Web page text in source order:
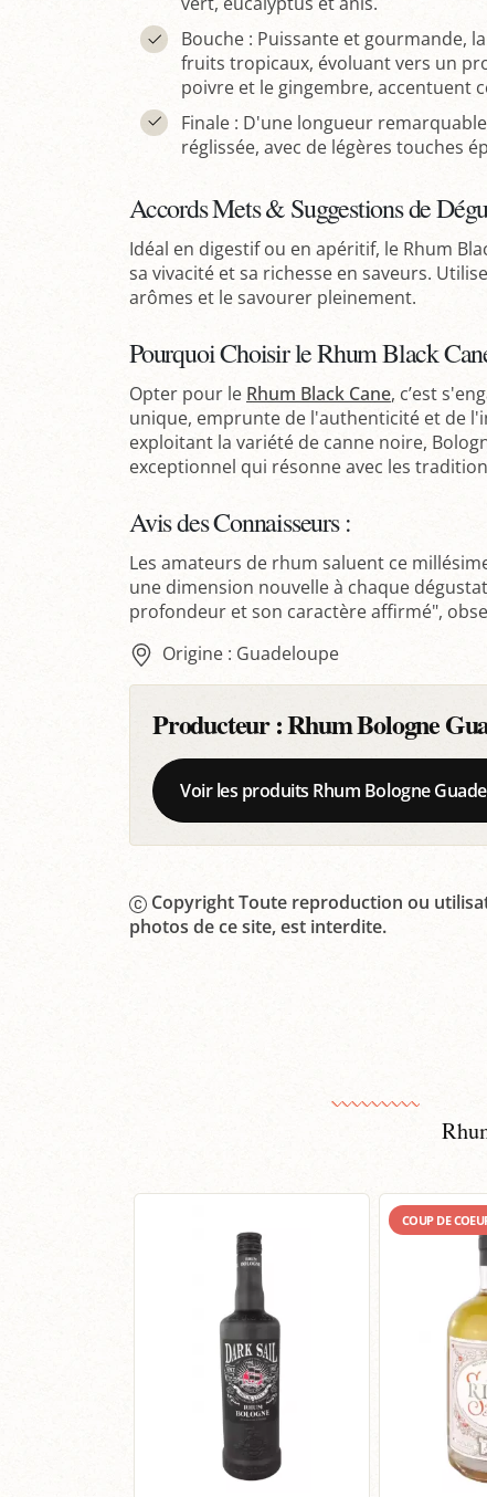
Bouche : Puissante et gourmande,
fruits tropicaux, évoluant vers un
poivre et le gingembre, accentuent
Finale : D'une longueur
réglissée, avec de légères touches
Accords Mets & Suggestions de
Idéal en digestif ou en apéritif, le Rhum
sa vivacité et sa richesse en saveurs.
arômes et le savourer pleinement.
Pourquoi Choisir le Rhum Black
Opter pour le Rhum Black Cane, c’est
unique, emprunte de l'authenticité et de
exploitant la variété de canne noire,
exceptionnel qui résonne avec les
Avis des Connaisseurs :
Les amateurs de rhum saluent ce
une dimension nouvelle à chaque
profondeur et son caractère affirmé",
Origine : Guadeloupe
Producteur :Rhum Bologne
Voir les produits Rhum Bologne
Copyright Toute reproduction ou
photos de ce site, est interdite.
COUP DE